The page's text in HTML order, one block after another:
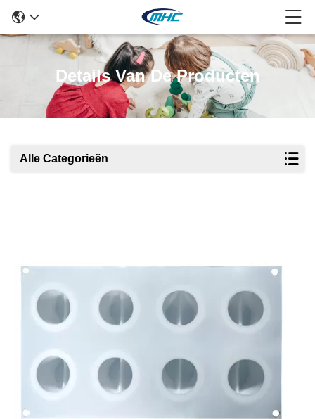
Details Van De Producten
Alle Categorieën